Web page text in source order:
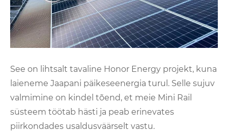
See on lihtsalt tavaline Honor Energy projekt, kuna
laieneme Jaapani päikeseenergia turul. Selle sujuv
valmimine on kindel tõend, et meie Mini Rail
süsteem töötab hästi ja peab erinevates
piirkondades usaldusväärselt vastu.